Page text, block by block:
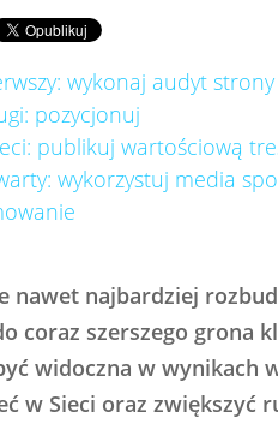
wykonaj audyt strony
pozycjonuj
publikuj wartościową
wykorzystuj media
nawet najbardziej
coraz szerszego grona
widoczna w wynikach
w Sieci oraz zwiększyć